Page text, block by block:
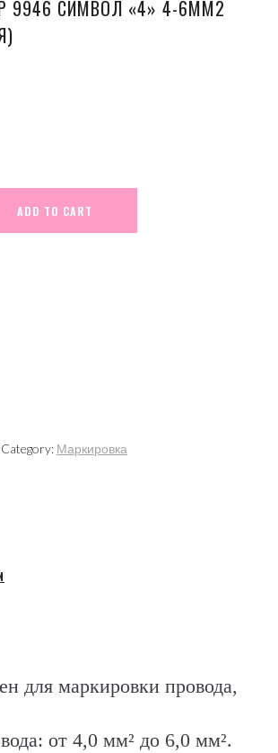
9946 СИМВОЛ «4» 4-6ММ2
ADD TO CART
Category: Маркировка
для маркировки провода,
от 4,0 мм² до 6,0 мм².